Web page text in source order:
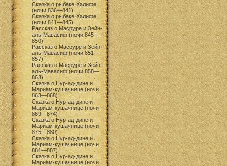
Сказка о рыбаке Халифе
(ночи 836—841)
Сказка о рыбаке Халифе
(ночи 841—845)
Рассказ о Масруре и Зейн-
аль-Мавасиф (ночи 845—
850)
Рассказ о Масруре и Зейн-
аль-Мавасиф (ночи 851—
857)
Рассказ о Масруре и Зейн-
аль-Мавасиф (ночи 858—
863)
Сказка о Нур-ад-дине и
Мариам-кушачнице (ночи
863—868)
Сказка о Нур-ад-дине и
Мариам-кушачнице (ночи
869—874)
Сказка о Нур-ад-дине и
Мариам-кушачнице (ночи
875—880)
Сказка о Нур-ад-дине и
Мариам-кушачнице (ночи
881—887)
Сказка о Нур-ад-дине и
Мариам-кушачнице (ночи